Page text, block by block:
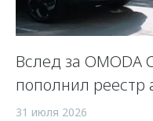
Вслед за OMODA
пополнил реестр
31 июля 2026